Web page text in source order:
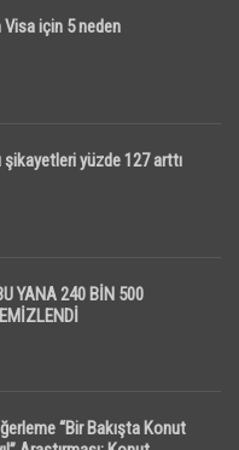
Visa için 5 neden
yüzde 127 arttı
YANA 240 BİN 500
“Bir Bakışta Konut